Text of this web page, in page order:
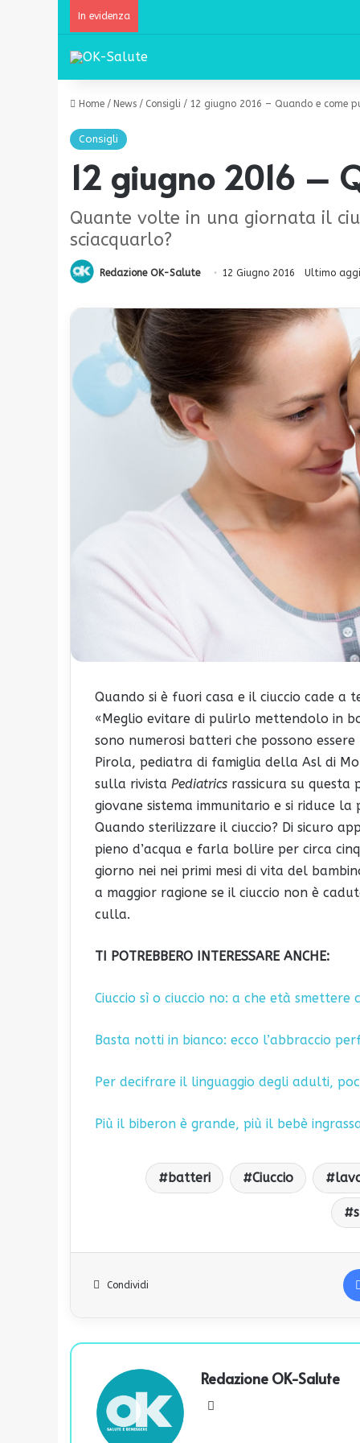
In evidenza
Home / News / Consigli / 12 giugno 2016 – Quando e come
Consigli
12 giugno 2016 –
Quante volte in una giornata il
sciacquarlo?
Redazione OK-Salute 12 Giugno 2016 Ultimo
Quando si è fuori casa e il ciuccio cade
«Meglio evitare di pulirlo mettendolo in
sono numerosi batteri che possono
Pirola, pediatra di famiglia della Asl di
sulla rivista Pediatrics rassicura su
giovane sistema immunitario e si riduce
Quando sterilizzare il ciuccio? Di sicuro
pieno d’acqua e farla bollire per circa
giorno nei nei primi mesi di vita del
a maggior ragione se il ciuccio non è
culla.
TI POTREBBERO INTERESSARE ANCHE:
Ciuccio sì o ciuccio no: a che età smettere
Basta notti in bianco: ecco l’abbraccio
Per decifrare il linguaggio degli adulti,
Più il biberon è grande, più il bebè
batteri Ciuccio
Condividi
Redazione OK-Salute